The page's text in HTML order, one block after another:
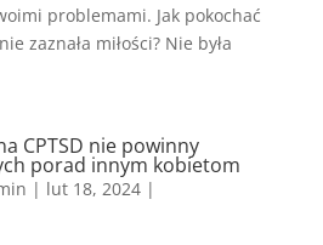
problemami. Jak pokochać
zaznała miłości? Nie była
CPTSD nie powinny
porad innym kobietom
| lut 18, 2024|